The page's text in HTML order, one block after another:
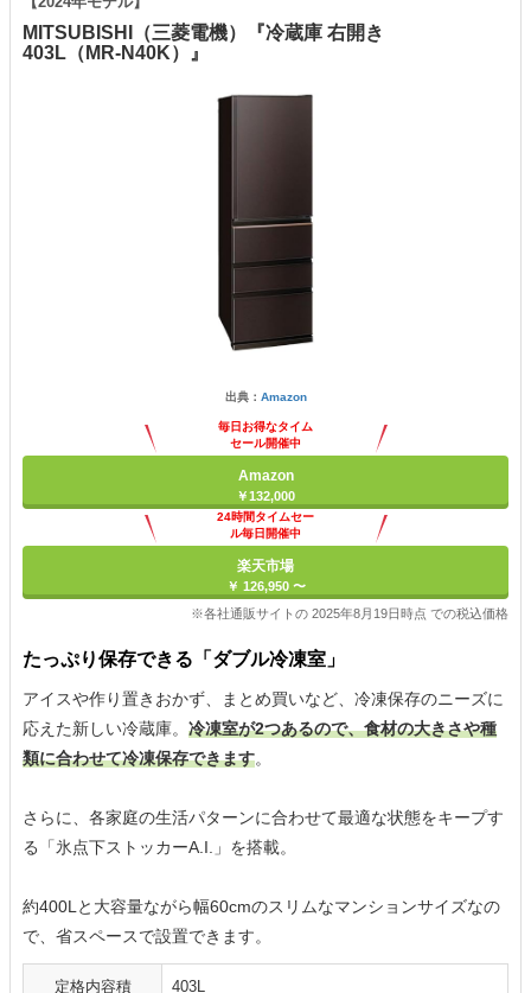
MITSUBISHI（三菱電機）『冷蔵庫 右開き
403L（MR-N40K）』
出典： Amazon
毎日お得なタイム
セール開催中
Amazon
￥132,000
24時間タイムセー
ル毎日開催中
楽天市場
￥ 126,950 〜
※各社通販サイトの 2025年8月19日時点 での税込価格
たっぷり保存できる「ダブル冷凍室」
アイスや作り置きおかず、まとめ買いなど、冷凍保存のニーズに
応えた新しい冷蔵庫。 冷凍室が2つあるので、食材の大きさや種
類に合わせて冷凍保存できます。
さらに、各家庭の生活パターンに合わせて最適な状態をキープす
る「氷点下ストッカーA.I.」を搭載。
約400Lと大容量ながら幅60cmのスリムなマンションサイズなの
で、省スペースで設置できます。
定格内容積 403L